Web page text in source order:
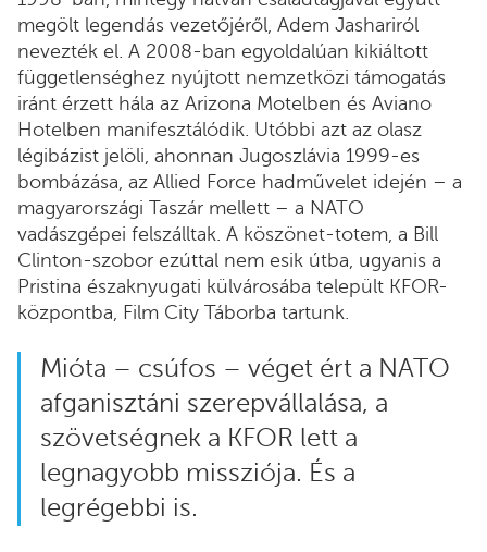
megölt legendás vezetőjéről, Adem Jashariról
nevezték el. A 2008-ban egyoldalúan kikiáltott
függetlenséghez nyújtott nemzetközi támogatás
iránt érzett hála az Arizona Motelben és Aviano
Hotelben manifesztálódik. Utóbbi azt az olasz
légibázist jelöli, ahonnan Jugoszlávia 1999-es
bombázása, az Allied Force hadművelet idején – a
magyarországi Taszár mellett – a NATO
vadászgépei felszálltak. A köszönet-totem, a Bill
Clinton-szobor ezúttal nem esik útba, ugyanis a
Pristina északnyugati külvárosába települt KFOR-
központba, Film City Táborba tartunk.
Mióta – csúfos – véget ért a NATO
afganisztáni szerepvállalása, a
szövetségnek a KFOR lett a
legnagyobb missziója. És a
legrégebbi is.